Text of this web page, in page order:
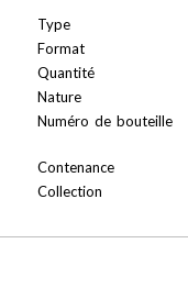
Type
Format
Quantité
Nature
Numéro de bouteille
Contenance
Collection